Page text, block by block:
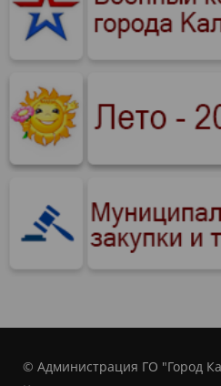
© Администрация ГО "Город